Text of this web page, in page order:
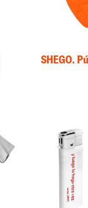
SHEGO.